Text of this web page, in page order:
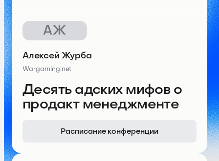
АЖ
Десять адских мифов о
продакт менеджменте
Алексей Журба
Wargaming.net
Расписание конференции